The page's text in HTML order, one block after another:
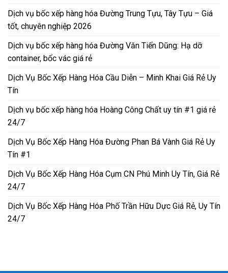
Dịch vụ bốc xếp hàng hóa Đường Trung Tựu, Tây Tựu – Giá
tốt, chuyên nghiệp 2026
Dịch vụ bốc xếp hàng hóa Đường Văn Tiến Dũng: Hạ dỡ
container, bốc vác giá rẻ
Dịch Vụ Bốc Xếp Hàng Hóa Cầu Diễn – Minh Khai Giá Rẻ Uy
Tín
Dịch vụ bốc xếp hàng hóa Hoàng Công Chất uy tín #1 giá rẻ
24/7
Dịch Vụ Bốc Xếp Hàng Hóa Đường Phan Bá Vành Giá Rẻ Uy
Tín #1
Dịch Vụ Bốc Xếp Hàng Hóa Cụm CN Phú Minh Uy Tín, Giá Rẻ
24/7
Dịch Vụ Bốc Xếp Hàng Hóa Phố Trần Hữu Dực Giá Rẻ, Uy Tín
24/7